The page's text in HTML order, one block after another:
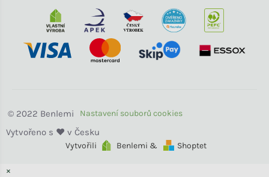
Vytvořili Benlemi & Shoptet
Benlemi
×